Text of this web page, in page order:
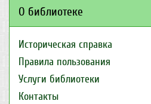
О библиотеке
Историческая справка
Правила пользования
Услуги библиотеки
Контакты